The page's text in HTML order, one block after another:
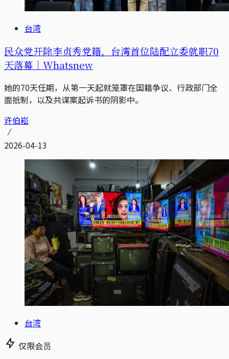
台湾
民众党开除李贞秀党籍，台湾首位陆配立委就职70
天落幕｜Whatsnew
她的70天任期，从第一天起就笼罩在国籍争议、行政部门全
面抵制，以及共谍案起诉书的阴影中。
许伯崧
2026-04-13
台湾
仅限会员